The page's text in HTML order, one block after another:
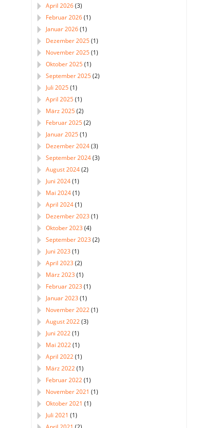
April 2026(3)
Februar 2026(1)
Januar 2026(1)
Dezember 2025(1)
November 2025(1)
Oktober 2025(1)
September 2025(2)
Juli 2025(1)
April 2025(1)
März 2025(2)
Februar 2025(2)
Januar 2025(1)
Dezember 2024(3)
September 2024(3)
August 2024(2)
Juni 2024(1)
Mai 2024(1)
April 2024(1)
Dezember 2023(1)
Oktober 2023(4)
September 2023(2)
Juni 2023(1)
April 2023(2)
März 2023(1)
Februar 2023(1)
Januar 2023(1)
November 2022(1)
August 2022(3)
Juni 2022(1)
Mai 2022(1)
April 2022(1)
März 2022(1)
Februar 2022(1)
November 2021 (1)
Oktober 2021 (1)
Juli 2021 (1)